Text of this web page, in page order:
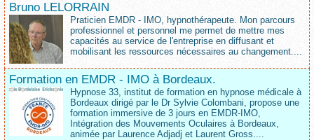
Bruno LELORRAIN
Praticien EMDR - IMO, hypnothérapeute. Mon parcours
professionnel et personnel me permet de mettre mes
capacités au service de l'entreprise en diffusant et
mobilisant les ressources nécessaires au changement....
Formation en EMDR - IMO à Bordeaux.
Hypnose 33, institut de formation en hypnose médicale à
Bordeaux dirigé par le Dr Sylvie Colombani, propose une
formation immersive de 3 jours en EMDR-IMO,
Intégration des Mouvements Oculaires à Bordeaux,
animée par Laurence Adjadj et Laurent Gross....